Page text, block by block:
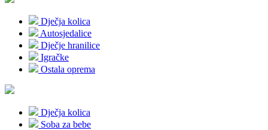
Dječja kolica
Autosjedalice
Dječje hranilice
Igračke
Ostala oprema
Dječja kolica
Soba za bebe